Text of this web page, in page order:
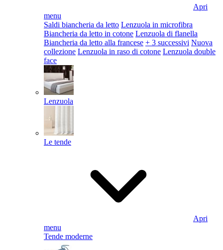
Apri
menu
Saldi biancheria da letto Lenzuola in microfibra
Biancheria da letto in cotone Lenzuola di flanella
Biancheria da letto alla francese + 3 successivi Nuova
collezione Lenzuola in raso di cotone Lenzuola double
face
Lenzuola
Le tende
Apri
menu
Tende moderne